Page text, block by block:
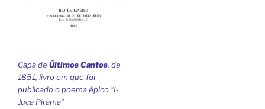
Capa de Últimos Cantos, de
1851, livro em que foi
publicado o poema épico “I-
Juca Pirama”